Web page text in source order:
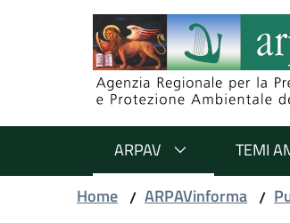
Salta al contenuto
Salta alla navigazione
Salta al footer
ARPAV TEMI
Home / ARPAVinforma /